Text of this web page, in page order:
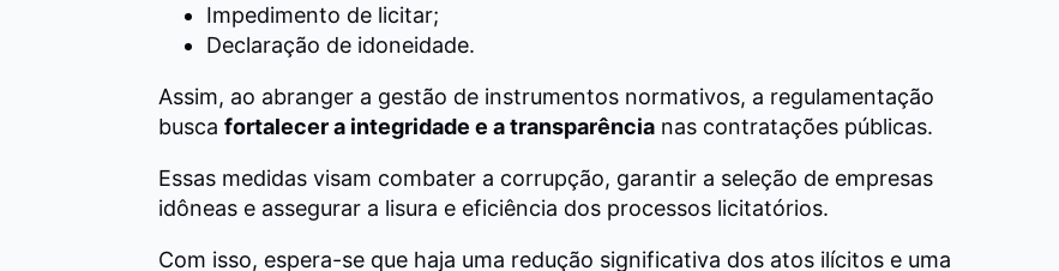
Impedimento de licitar;
Declaração de idoneidade.
Assim, ao abranger a gestão de instrumentos normativos, a regulamentação
busca fortalecer a integridade e a transparência nas contratações públicas.
Essas medidas visam combater a corrupção, garantir a seleção de empresas
idôneas e assegurar a lisura e eficiência dos processos licitatórios.
Com isso, espera-se que haja uma redução significativa dos atos ilícitos e uma